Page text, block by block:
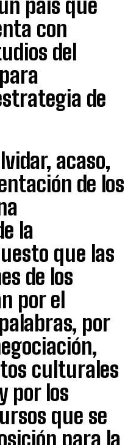
país que
con
del
de
acaso,
de los
la
que las
de los
por el
por
culturales
por los
que se
para la